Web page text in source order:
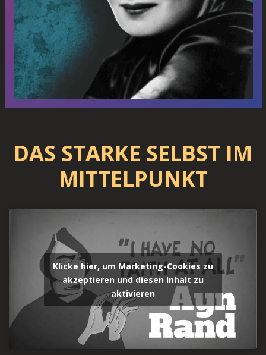
DAS STARKE SELBST IM
MITTELPUNKT
Klicke hier, um Marketing-Cookies zu
akzeptieren und diesen Inhalt zu
aktivieren